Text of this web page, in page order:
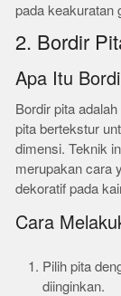
pada keakuratan
2. Bordir
Apa Itu
Bordir pita
pita bertekstur
dimensi. Teknik
merupakan cara
dekoratif pada
Cara
Pilih pita
diinginkan.